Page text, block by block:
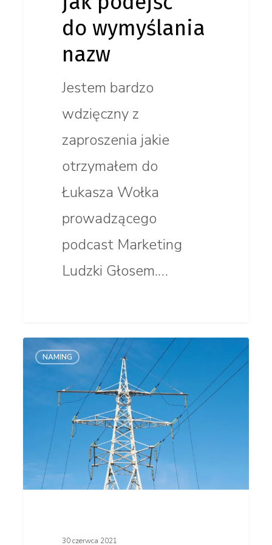
do wymyślania
nazw
Jestem bardzo
wdzięczny z
zaproszenia jakie
otrzymałem do
Łukasza Wołka
prowadzącego
podcast Marketing
Ludzki Głosem.…
Brief
namingowy.
Instrukcja.
NAMING
30 czerwca 2021